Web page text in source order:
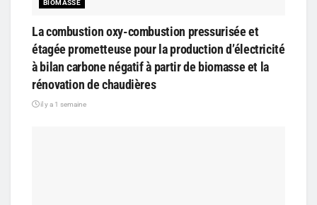
BIOMASSE
La combustion oxy-combustion pressurisée et
étagée prometteuse pour la production d’électricité
à bilan carbone négatif à partir de biomasse et la
rénovation de chaudières
il y a 1 semaine